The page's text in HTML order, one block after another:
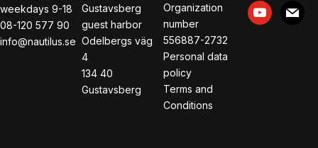
weekdays 9-18
08-120 577 90
info@nautilus.se
Gustavsberg
guest harbor
Odelbergs väg
4
134 40
Gustavsberg
Organization
number
556887-2732
Personal data
policy
Terms and
Conditions
youtube mail